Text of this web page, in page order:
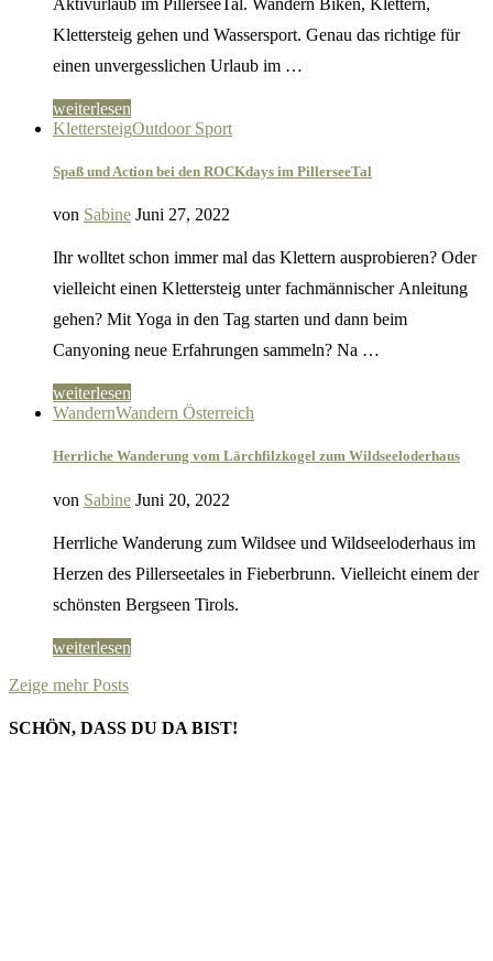
Aktivurlaub im PillerseeTal. Wandern Biken, Klettern,
Klettersteig gehen und Wassersport. Genau das richtige für
einen unvergesslichen Urlaub im …
weiterlesen
KlettersteigOutdoor Sport
Spaß und Action bei den ROCKdays im PillerseeTal
von Sabine Juni 27, 2022
Ihr wolltet schon immer mal das Klettern ausprobieren? Oder
vielleicht einen Klettersteig unter fachmännischer Anleitung
gehen? Mit Yoga in den Tag starten und dann beim
Canyoning neue Erfahrungen sammeln? Na …
weiterlesen
WandernWandern Österreich
Herrliche Wanderung vom Lärchfilzkogel zum Wildseeloderhaus
von Sabine Juni 20, 2022
Herrliche Wanderung zum Wildsee und Wildseeloderhaus im
Herzen des Pillerseetales in Fieberbrunn. Vielleicht einem der
schönsten Bergseen Tirols.
weiterlesen
Zeige mehr Posts
SCHÖN, DASS DU DA BIST!